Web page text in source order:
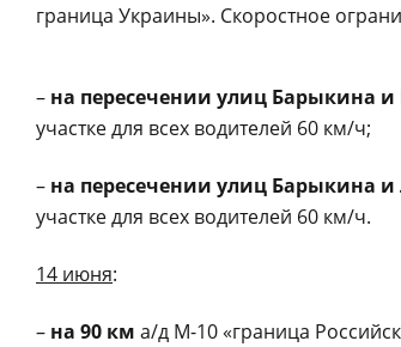
граница Украины». Скоростное
– на пересечении улиц Барыкина и
участке для всех водителей 60 км/ч;
– на пересечении улиц Барыкина
участке для всех водителей 60 км/ч.
14 июня:
– на 90 км а/д М-10 «граница